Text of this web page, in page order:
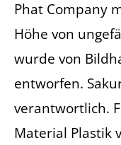
Phat Company
Höhe von
wurde von
entworfen.
verantwortlich.
Material Plastik